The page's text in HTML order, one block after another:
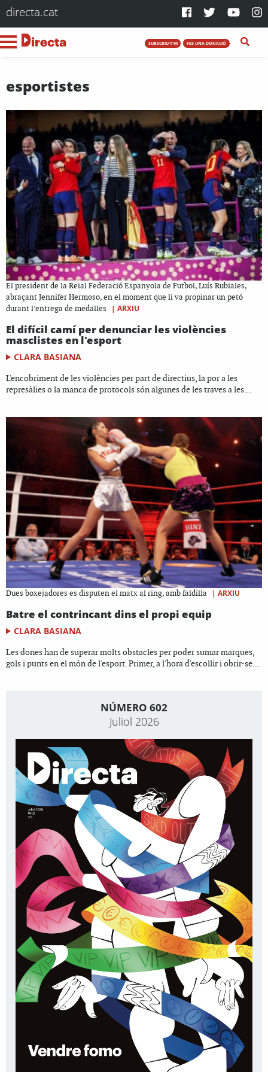
directa.cat
SUBSCRIU-T'HI FES UNA DONACIÓ
esportistes
El president de la Reial Federació Espanyola de Futbol, Luís Rubiales,
abraçant Jennifer Hermoso, en el moment que li va propinar un petó
durant l’entrega de medalles
| ARXIU
El difícil camí per denunciar les violències
masclistes en l'esport
CLARA BASIANA
L'encobriment de les violències per part de directius, la por a les
represàlies o la manca de protocols són algunes de les traves a les...
Dues boxejadores es disputen el matx al ring, amb faldilla | ARXIU
Batre el contrincant dins el propi equip
CLARA BASIANA
Les dones han de superar molts obstacles per poder sumar marques,
gols i punts en el món de l'esport. Primer, a l'hora d'escollir i obrir-se...
NÚMERO 602
Juliol 2026